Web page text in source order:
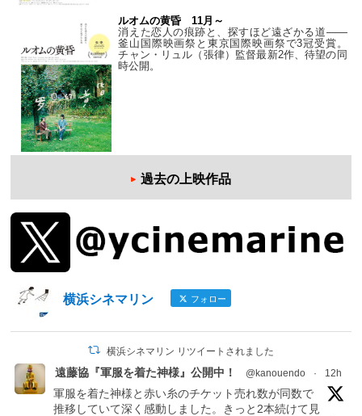
ルオムの黄昏 11月～
消えた恋人の痕跡と、探すほど遠ざかる道——
釜山国際映画祭と東京国際映画祭で3冠受賞。
チャン・リュル（張律）監督最新2作、待望の同
時公開。
過去の上映作品
横浜シネマリン フォロー
横浜シネマリン リツイートされました
遠藤協『軍服を着た神様』公開中！ @kanouendo · 12h
軍服を着た神様と赤い糸のチケット売れ数が同数で
推移していて深く感動しました。きっと2本続けて見